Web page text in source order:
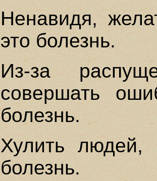
Ненавидя,
это болезнь.
Из-за
совершать
болезнь.
Хулить людей,
болезнь.